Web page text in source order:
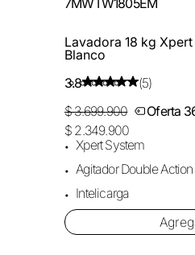
Lavadora 18 kg
Blanco
3.8
(5)
$ 3.699.900
Oferta
$ 2.349.900
Xpert System
Agitador Double Action
Intelicarga